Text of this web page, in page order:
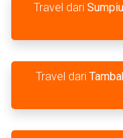
Travel dari
Travel dari